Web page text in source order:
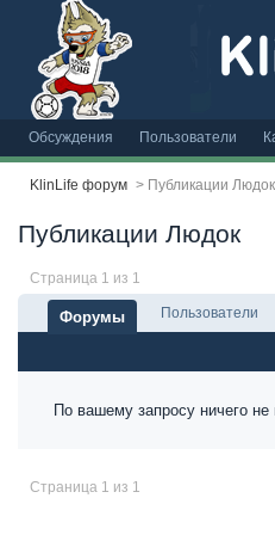
Обсуждения Пользователи
KlinLife форум > Публикации Людок
Публикации Людок
Страница 1 из 1
Форумы Пользователи
По вашему запросу ничего не
Страница 1 из 1